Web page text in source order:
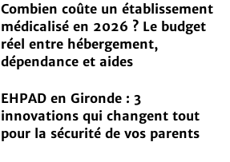
Combien coûte un établissement
médicalisé en 2026 ? Le budget
réel entre hébergement,
dépendance et aides
EHPAD en Gironde : 3
innovations qui changent tout
pour la sécurité de vos parents